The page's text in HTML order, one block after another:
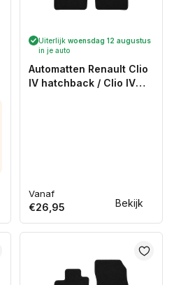
Bekijk
Uiterlijk woensdag 12 augustus
in je auto
Automatten Renault Clio
IV hatchback / Clio IV
Normale
prijs
Vanaf
€26,95